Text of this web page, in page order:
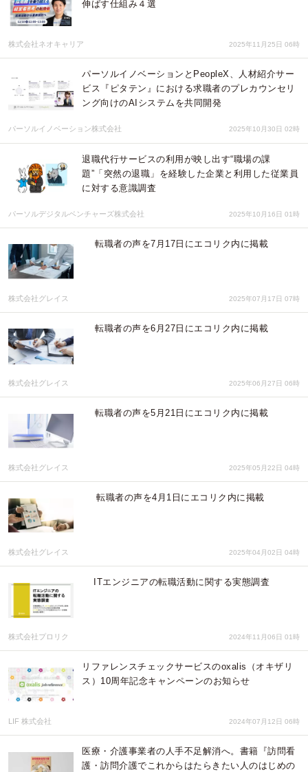
伸ばす仕組み４選
株式会社ネオキャリア 2025年11月25日 06時
パーソルイノベーションとPeopleX、人材紹介サー
ビス『ピタテン』における求職者のプレカウンセリ
ング向けのAIシステムを共同開発
パーソルイノベーション株式会社 2025年10月30日 02時
退職代行サービスの利用が映し出す“職場の課
題”「突然の退職」を経験した企業と利用した従業員
に対する意識調査
パーソルデジタルベンチャーズ株式会社 2025年10月16日 01時
転職者の声を7月17日にエコリク内に掲載
株式会社グレイス 2025年07月17日 07時
転職者の声を6月27日にエコリク内に掲載
株式会社グレイス 2025年06月27日 06時
転職者の声を5月21日にエコリク内に掲載
株式会社グレイス 2025年05月22日 04時
転職者の声を4月1日にエコリク内に掲載
株式会社グレイス 2025年04月02日 04時
ITエンジニアの転職活動に関する実態調査
株式会社プロリク 2024年11月06日 01時
リファレンスチェックサービスのoxalis（オキザリ
ス）10周年記念キャンペーンのお知らせ
LIF 株式会社 2024年07月12日 06時
医療・介護事業者の人手不足解消へ。書籍『訪問看
護・訪問介護でこれからはたらきたい人のはじめの